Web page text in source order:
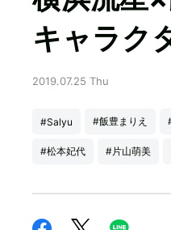
キャラク
2019.07.25 Thu
#Salyu #飯豊まりえ
#松本妃代 #片山萌美